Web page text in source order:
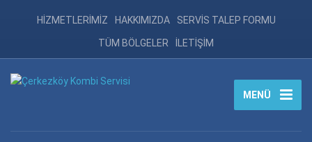
HİZMETLERİMİZ HAKKIMIZDA SERVİS TALEP FORMU
TÜM BÖLGELER İLETİŞİM
MENÜ